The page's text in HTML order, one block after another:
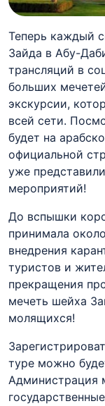
Теперь каждый
Зайда в Абу-
трансляций в
больших
экскурсии,
всей сети.
будет на
официальной
уже
мероприятий!
До вспышки
принимала
внедрения
туристов и
прекращения
мечеть шейха
молящихся!
туре можно
Администрация